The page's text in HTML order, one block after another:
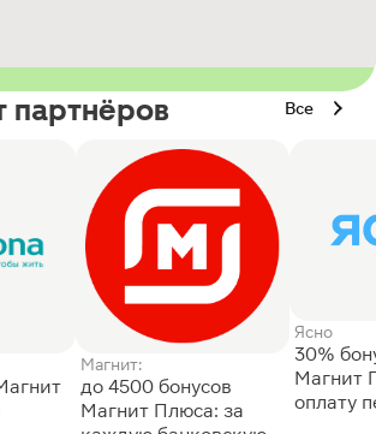
партнёров Все
Магнит:
до 4500 бонусов
Магнит Плюса: за
Ясно
30%
Магнит
оплату